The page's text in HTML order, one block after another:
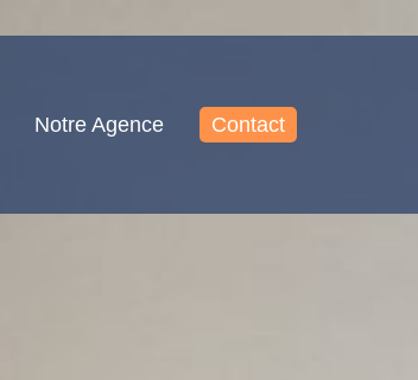
Notre Agence Contact